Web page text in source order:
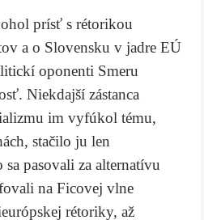
prísť s rétorikou
a o Slovensku v jadre EÚ
oponenti Smeru
Niekdajší zástanca
im vyfúkol tému,
stačilo ju len
pasovali za alternatívu
na Ficovej vlne
rétoriky, až